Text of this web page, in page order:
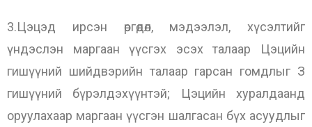
3.Цэцэд ирсэн өргөдөл, мэдээлэл, хүсэлтийг
үндэслэн маргаан үүсгэх эсэх талаар Цэцийн
гишүүний шийдвэрийн талаар гарсан гомдлыг З
гишүүний бүрэлдэхүүнтэй; Цэцийн хуралдаанд
оруулахаар маргаан үүсгэн шалгасан бүх асуудлыг